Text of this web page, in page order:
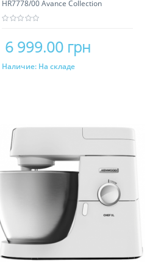
HR7778/00 Avance Collection
6 999.00 грн
Купить
Наличие: На складе